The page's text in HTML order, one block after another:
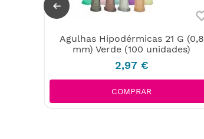
Agulhas Hipodérmicas 21 G (0,8
mm) Verde (100 unidades)
2,97 €
COMPRAR